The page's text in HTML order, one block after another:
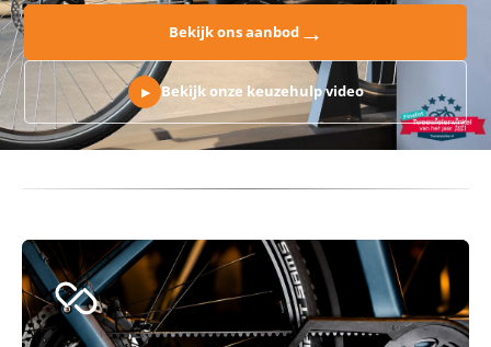
Bekijk ons aanbod→
▶ Bekijk onze keuzehulp video